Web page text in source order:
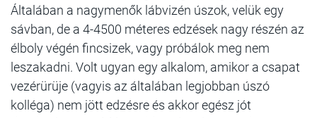
Általában a nagymenők lábvizén úszok, velük egy
sávban, de a 4-4500 méteres edzések nagy részén az
élboly végén fincsizek, vagy próbálok meg nem
leszakadni. Volt ugyan egy alkalom, amikor a csapat
vezérürüje (vagyis az általában legjobban úszó
kolléga) nem jött edzésre és akkor egész jót